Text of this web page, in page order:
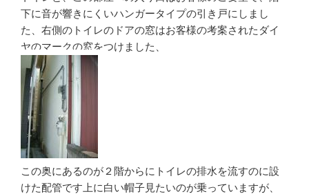
下に音が響きにくいハンガータイプの引き戸にしまし
た、右側のトイレのドアの窓はお客様の考案されたダイ
ヤのマークの窓をつけました、
この奥にあるのが２階からにトイレの排水を流すのに設
けた配管です上に白い帽子見たいのが乗っていますが、